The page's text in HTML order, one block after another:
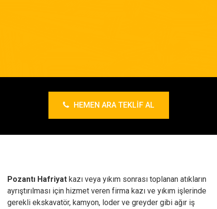
HEMEN ARA TEKLIF AL
Pozantı Hafriyat kazı veya yıkım sonrası toplanan atıkların
ayrıştırılması için hizmet veren firma kazı ve yıkım işlerinde
gerekli ekskavatör, kamyon, loder ve greyder gibi ağır iş